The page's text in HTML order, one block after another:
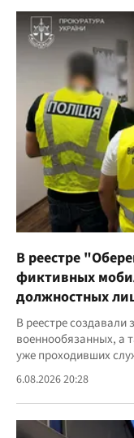
В реестре
фиктивных
должностных
В реестре
военнообязанных, а
уже проходивших
6.08.2026 20:28